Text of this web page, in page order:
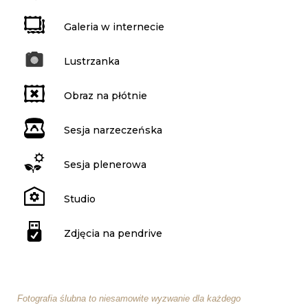
Galeria w internecie
Lustrzanka
Obraz na płótnie
Sesja narzeczeńska
Sesja plenerowa
Studio
Zdjęcia na pendrive
Fotografia ślubna to niesamowite wyzwanie dla każdego